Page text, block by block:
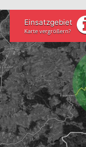
Einsatzgebiet
Karte vergrößern?